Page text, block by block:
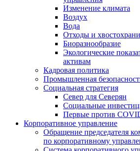
Изменение климата
Воздух
Вода
Отходы и
Биоразнообразие
Экологические
активам
Кадровая политика
Промышленная
Социальная стратегия
Север для Северян
Социальные
Первые против
Корпоративное управление
Обращение председателя
по корпоративному